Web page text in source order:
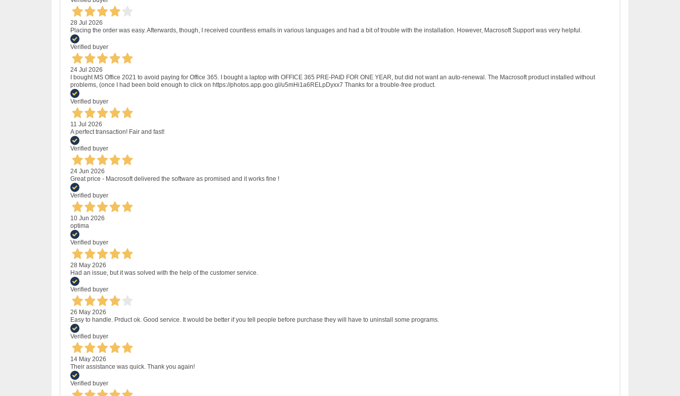
28 Jul 2026
Placing the order was easy. Afterwards, though, I received countless emails in various languages and had a bit of trouble with the installation. However, Macrosoft Support was very helpful.
Verified buyer
24 Jul 2026
I bought MS Office 2021 to avoid paying for Office 365. I bought a laptop with OFFICE 365 PRE-PAID FOR ONE YEAR, but did not want an auto-renewal. The Macrosoft product installed without
problems, (once I had been bold enough to click on https://photos.app.goo.gl/u5mHi1a6RELpDyxx7 Thanks for a trouble-free product.
Verified buyer
11 Jul 2026
A perfect transaction! Fair and fast!
Verified buyer
24 Jun 2026
Great price - Macrosoft delivered the software as promised and it works fine !
Verified buyer
10 Jun 2026
optima
Verified buyer
28 May 2026
Had an issue, but it was solved with the help of the customer service.
Verified buyer
26 May 2026
Easy to handle. Prduct ok. Good service. It would be better if you tell people before purchase they will have to uninstall some programs.
Verified buyer
14 May 2026
Their assistance was quick. Thank you again!
Verified buyer